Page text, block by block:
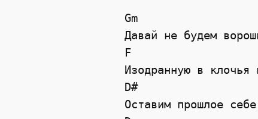
Gm
Давай не будем
F
Изодранную в клочья
D#
Оставим прошлое